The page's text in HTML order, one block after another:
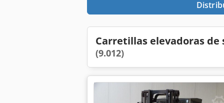
Carretillas elevadoras
(9.012)